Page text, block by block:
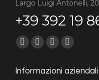
Largo Luigi Antonelli,
+39 392 19
Find us on:
Facebook
opens
Mail
opens
Sito
page
Whatsapp
opens
Informazioni aziendali